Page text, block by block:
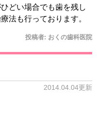
どい場合でも歯を残し
法も行っております。
投稿者: おくの歯科医院
2014.04.04更新